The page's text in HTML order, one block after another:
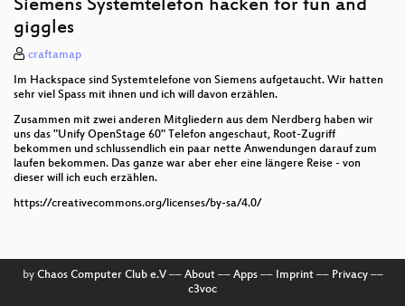
Siemens Systemtelefon hacken for fun and
giggles
craftamap
Im Hackspace sind Systemtelefone von Siemens aufgetaucht. Wir hatten
sehr viel Spass mit ihnen und ich will davon erzählen.
Zusammen mit zwei anderen Mitgliedern aus dem Nerdberg haben wir
uns das "Unify OpenStage 60" Telefon angeschaut, Root-Zugriff
bekommen und schlussendlich ein paar nette Anwendungen darauf zum
laufen bekommen. Das ganze war aber eher eine längere Reise - von
dieser will ich euch erzählen.
https://creativecommons.org/licenses/by-sa/4.0/
by Chaos Computer Club e.V–– About–– Apps–– Imprint–– Privacy––
c3voc